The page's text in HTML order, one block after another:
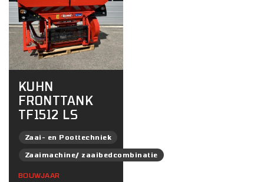
KUHN
FRONTTANK
TF1512 LS
Zaai- en Poottechniek
Zaaimachine/ zaaibedcombinatie
BOUWJAAR